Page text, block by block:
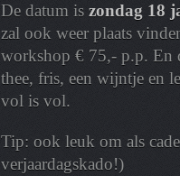
De datum is zondag 18
zal ook weer plaats
workshop € 75,- p.p. En
thee, fris, een wijntje en
vol is vol.
Tip: ook leuk om als
verjaardagskado!)